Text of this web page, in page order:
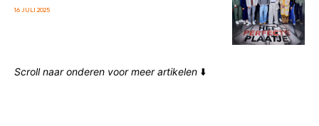
16 JULI 2025
Scroll naar onderen voor meer artikelen ⬇️